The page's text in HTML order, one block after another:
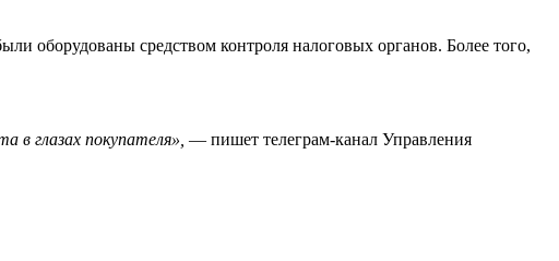
оборудованы средством контроля налоговых органов. Более того,
в глазах покупателя», — пишет телеграм-канал Управления